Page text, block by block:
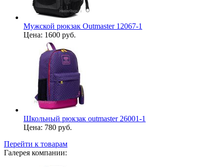
Мужской рюкзак Outmaster 12067-1
Цена: 1600 руб.
Школьный рюкзак outmaster 26001-1
Цена: 780 руб.
Перейти к товарам
Галерея компании: